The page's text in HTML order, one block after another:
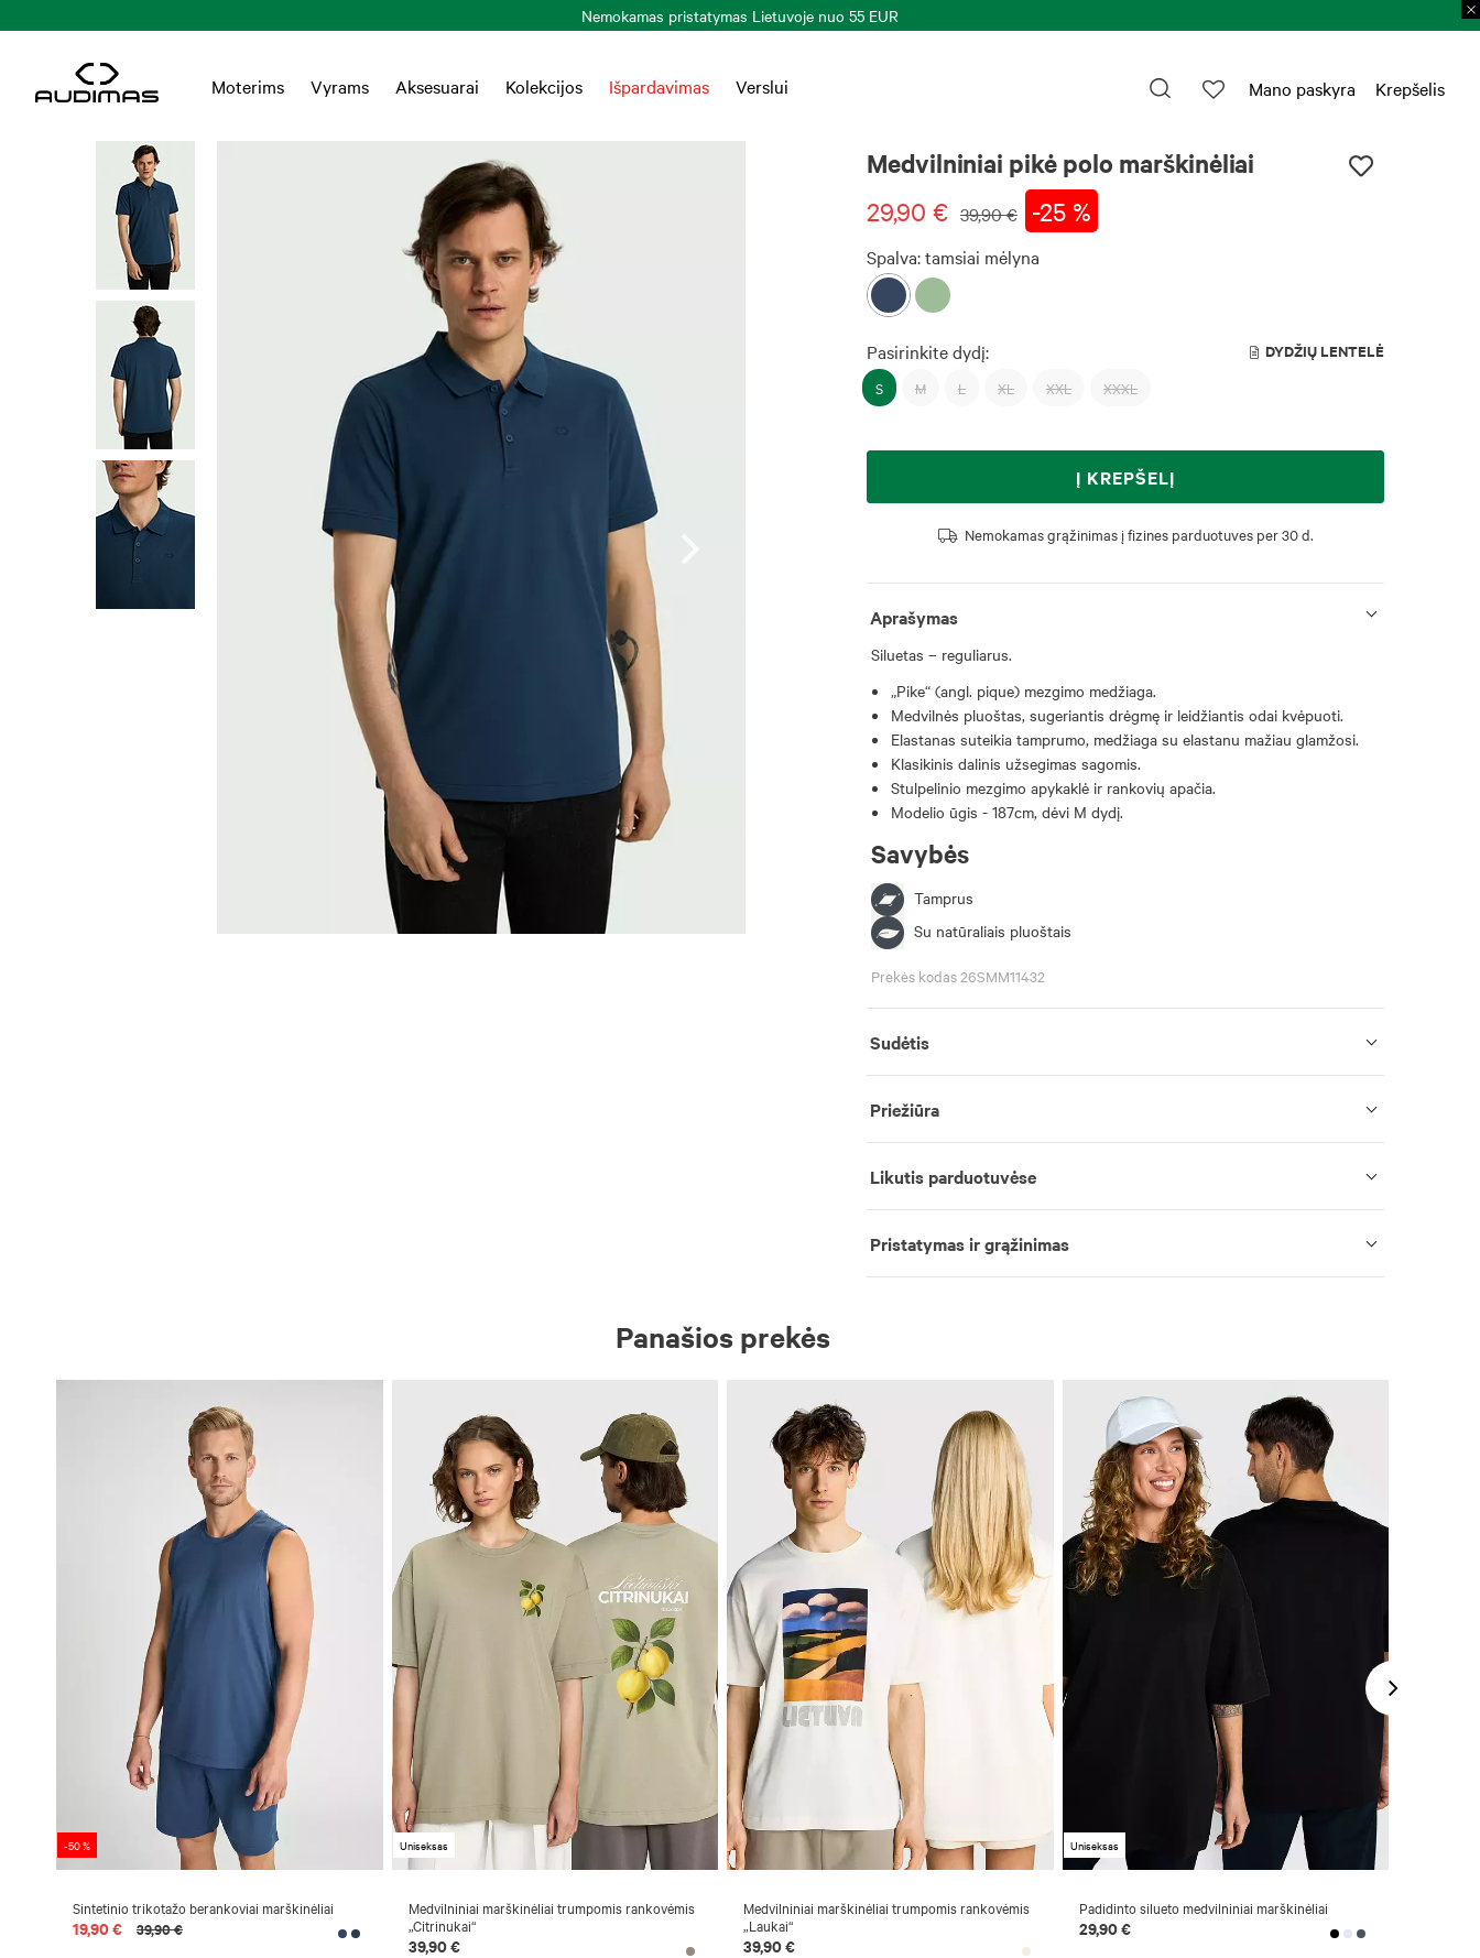
Nemokamas pristatymas Lietuvoje nuo 55 EUR
Moterims Vyrams Aksesuarai Kolekcijos Išpardavimas Verslui Krepšelis
Mano paskyra
Medvilniniai pikė polo marškinėliai
29,90 € 39,90 € -25 %
Spalva:tamsiai mėlyna
Pasirinkite dydį: DYDŽIŲ LENTELĖ
S M L XL XXL XXXL
Į KREPŠELĮ
Nemokamas grąžinimas į fizines parduotuves per 30 d.
Aprašymas
Siluetas – reguliarus.
„Pike“ (angl. pique) mezgimo medžiaga.
Medvilnės pluoštas, sugeriantis drėgmę ir leidžiantis odai kvėpuoti.
Elastanas suteikia tamprumo, medžiaga su elastanu mažiau glamžosi.
Klasikinis dalinis užsegimas sagomis.
Stulpelinio mezgimo apykaklė ir rankovių apačia.
Modelio ūgis - 187cm, dėvi M dydį.
Savybės
Tamprus
Su natūraliais pluoštais
Prekės kodas 26SMM11432
Sudėtis
Priežiūra
Likutis parduotuvėse
Pristatymas ir grąžinimas
Panašios prekės
-50 %
Sintetinio trikotažo berankoviai marškinėliai
19,90 € 39,90 €
Uniseksas
Medvilniniai marškinėliai trumpomis rankovėmis
„Citrinukai“
39,90 €
Medvilniniai marškinėliai trumpomis rankovėmis
„Laukai“
39,90 €
Uniseksas
Padidinto silueto medvilniniai marškinėliai
29,90 €